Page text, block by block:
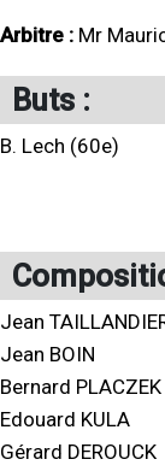
Arbitre : Mr
Buts :
B. Lech (60e)
Jean
Jean BOIN
Bernard PLACZEK
Edouard KULA
Gérard DEROUCK